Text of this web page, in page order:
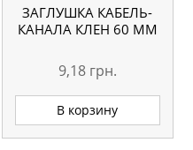
ЗАГЛУШКА КАБЕЛЬ-
КАНАЛА КЛЕН 60 ММ
9,18 грн.
В корзину